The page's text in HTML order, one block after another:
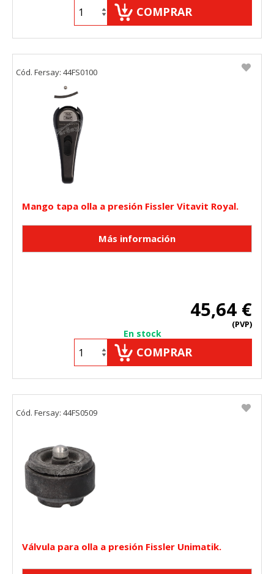
COMPRAR
Mango tapa olla a presión Fissler Vitavit Royal.
45,64 €
(PVP)
En stock
COMPRAR
Cód. Fersay: 44FS0100
Válvula para olla a presión Fissler Unimatik.
Cód. Fersay: 44FS0509